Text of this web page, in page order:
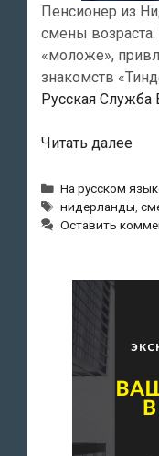
Пенсионер из
смены возраста.
«моложе»,
знакомств
Русская Служба
Читать далее
суд
в
Рубрики
На русском
Метки
нидерланды ,
Оставить